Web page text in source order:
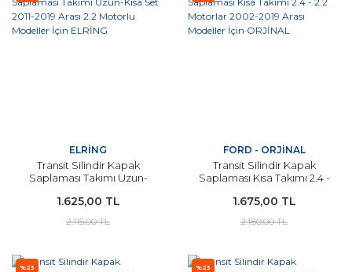
ELRİNG
Transit Silindir Kapak
Saplaması Takımı Uzun-
Motorlu Modeller İçin
1.625,00 TL
2.115,00 TL
FORD - ORJİNAL
Transit Silindir Kapak
Saplaması Kısa Takımı 2.4 -
Arası Modeller İçin
1.675,00 TL
2.180,00 TL
%23 %23